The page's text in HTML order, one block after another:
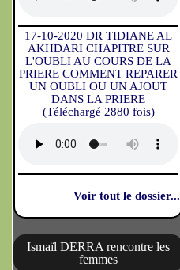
17-10-2020 DR TIDIANE AL
AKHDARI CHAPITRE SUR
L'OUBLI AU COURS DE LA
PRIERE COMMENT REPARER
UN OUBLI OU UN AJOUT
DANS LA PRIERE
(Téléchargé 2880 fois)
Voir tout le dossier...
Ismaïl DERRA rencontre les
femmes